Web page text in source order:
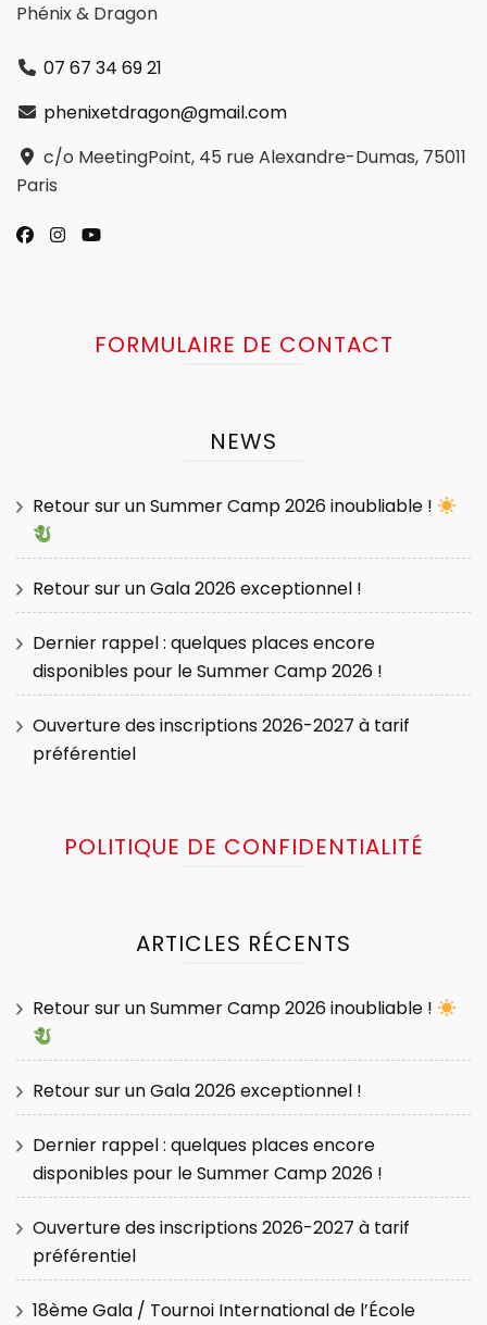
Phénix & Dragon
07 67 34 69 21
phenixetdragon@gmail.com
c/o MeetingPoint, 45 rue Alexandre-Dumas, 75011
Paris
FORMULAIRE DE CONTACT
NEWS
Retour sur un Summer Camp 2026 inoubliable !
Retour sur un Gala 2026 exceptionnel !
Dernier rappel : quelques places encore
disponibles pour le Summer Camp 2026 !
Ouverture des inscriptions 2026-2027 à tarif
préférentiel
POLITIQUE DE CONFIDENTIALITÉ
ARTICLES RÉCENTS
Retour sur un Summer Camp 2026 inoubliable !
Retour sur un Gala 2026 exceptionnel !
Dernier rappel : quelques places encore
disponibles pour le Summer Camp 2026 !
Ouverture des inscriptions 2026-2027 à tarif
préférentiel
18ème Gala / Tournoi International de l’École